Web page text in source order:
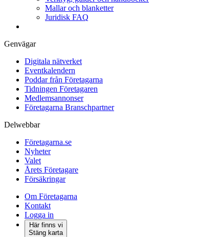
Mallar och blanketter
Juridisk FAQ
Genvägar
Digitala nätverket
Eventkalendern
Poddar från Företagarna
Tidningen Företagaren
Medlemsannonser
Företagarna Branschpartner
Delwebbar
Företagarna.se
Nyheter
Valet
Årets Företagare
Försäkringar
Om Företagarna
Kontakt
Logga in
Här finns vi
Stäng karta